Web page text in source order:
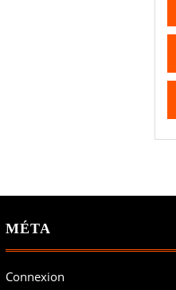
MÉTA
Connexion